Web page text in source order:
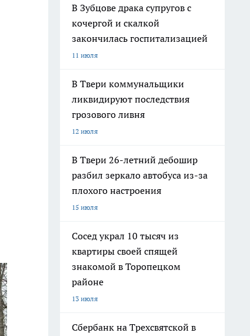
В Зубцове драка супругов с
кочергой и скалкой
закончилась госпитализацией
11 июля
В Твери коммунальщики
ликвидируют последствия
грозового ливня
12 июля
В Твери 26-летний дебошир
разбил зеркало автобуса из-за
плохого настроения
15 июля
Сосед украл 10 тысяч из
квартиры своей спящей
знакомой в Торопецком
районе
13 июля
Сбербанк на Трехсвятской в